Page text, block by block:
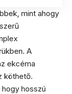
mint ahogy
A
ekcéma
köthető.
hosszú